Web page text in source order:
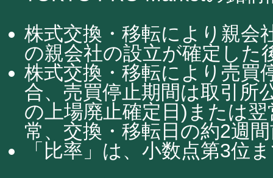
株式交換・移転により親会
の親会社の設立が確定した
株式交換・移転により売買
合、売買停止期間は取引所
の上場廃止確定日)または
常、交換・移転日の約2週
「比率」は、小数点第3位